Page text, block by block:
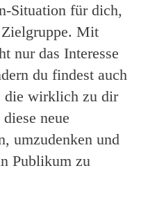
Situation für dich,
Zielgruppe. Mit
nur das Interesse
du findest auch
die wirklich zu dir
neue
umzudenken und
Publikum zu